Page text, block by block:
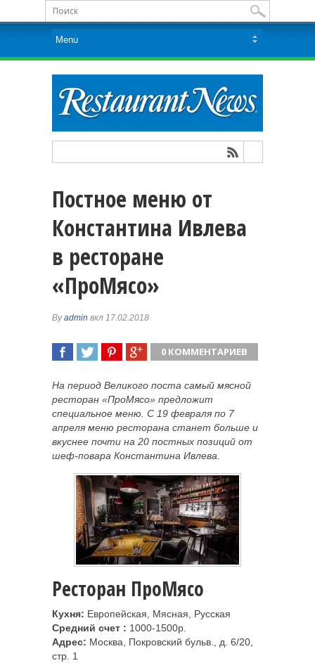
Постное меню от
Константина Ивлева
в ресторане
«ПроМясо»
Byadmin вкл 17.02.2018
0 КОММЕНТАРИЕВ
На период Великого поста самый мясной
ресторан «ПроМясо» предложит
специальное меню. С 19 февраля по 7
апреля меню ресторана станет больше и
вкуснее почти на 20 постных позиций от
шеф-повара Константина Ивлева.
Ресторан ПроМясо
Кухня: Европейская, Мясная, Русская
Средний счет : 1000-1500р.
Адрес: Москва, Покровский бульв., д. 6/20,
стр. 1